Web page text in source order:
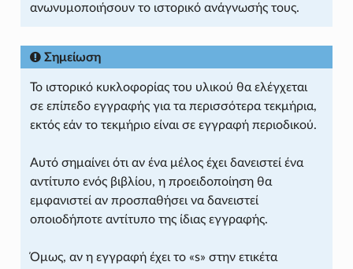
ανωνυμοποιήσουν το ιστορικό ανάγνωσής τους.
Σημείωση
Το ιστορικό κυκλοφορίας του υλικού θα ελέγχεται
σε επίπεδο εγγραφής για τα περισσότερα τεκμήρια,
εκτός εάν το τεκμήριο είναι σε εγγραφή περιοδικού.
Αυτό σημαίνει ότι αν ένα μέλος έχει δανειστεί ένα
αντίτυπο ενός βιβλίου, η προειδοποίηση θα
εμφανιστεί αν προσπαθήσει να δανειστεί
οποιοδήποτε αντίτυπο της ίδιας εγγραφής.
Όμως, αν η εγγραφή έχει το «s» στην ετικέτα